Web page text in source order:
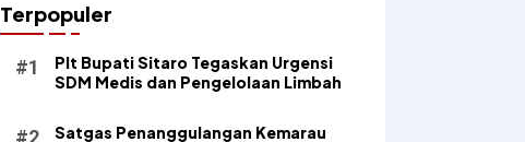
Terpopuler
​Plt Bupati Sitaro Tegaskan Urgensi
SDM Medis dan Pengelolaan Limbah
Satgas Penanggulangan Kemarau